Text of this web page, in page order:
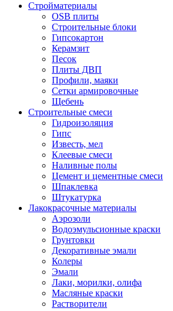
Стройматериалы
OSB плиты
Строительные блоки
Гипсокартон
Керамзит
Песок
Плиты ДВП
Профили, маяки
Сетки армировочные
Щебень
Строительные смеси
Гидроизоляция
Гипс
Известь, мел
Клеевые смеси
Наливные полы
Цемент и цементные смеси
Шпаклевка
Штукатурка
Лакокрасочные материалы
Аэрозоли
Водоэмульсионные краски
Грунтовки
Декоративные эмали
Колеры
Эмали
Лаки, морилки, олифа
Масляные краски
Растворители